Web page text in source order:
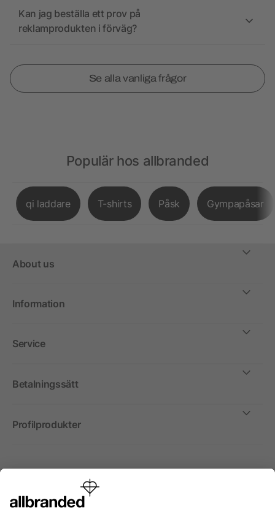
Kan jag beställa ett prov på
reklamprodukten i förväg?
Se alla vanliga frågor
Populär hos allbranded
qi laddare T-shirts Påsk Gympapåsar
About us
Information
Service
Betalningssätt
Profilprodukter
Internationellt